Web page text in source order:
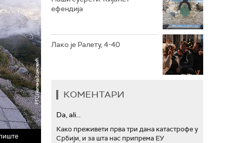
ефендија
Лако је Ралету, 4-40
КОМЕНТАРИ
Da, ali...
Како преживети прва три дана катастрофе у
Србији, и за шта нас припрема ЕУ